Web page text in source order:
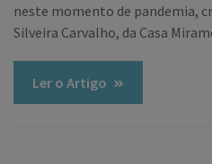
neste momento de pandemia,
Silveira Carvalho, da Casa
Ler o Artigo